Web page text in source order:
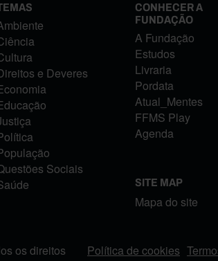
e Deveres
Sociais
CONHECER A
FUNDAÇÃO
A Fundação
Estudos
Livraria
Pordata
Atual_Mentes
FFMS Play
Agenda
SITE MAP
Mapa do site
os direitos FOOTER MENU
Política de cookies